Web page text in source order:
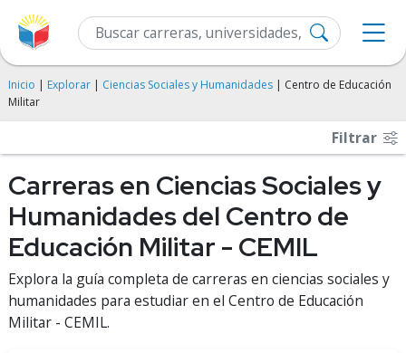
Inicio | Explorar | Ciencias Sociales y Humanidades | Centro de Educación
Militar
Filtrar
Carreras en Ciencias Sociales y
Humanidades del Centro de
Educación Militar - CEMIL
Explora la guía completa de carreras en ciencias sociales y
humanidades para estudiar en el Centro de Educación
Militar - CEMIL.